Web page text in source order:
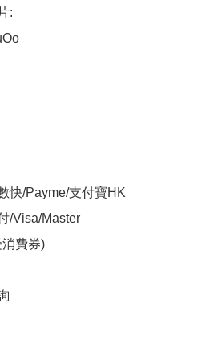
:
快/Payme/支付寶HK
/Visa/Master
費券)